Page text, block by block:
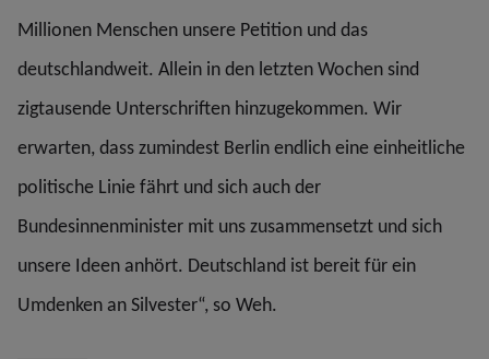
Millionen Menschen unsere Petition und das
deutschlandweit. Allein in den letzten Wochen sind
zigtausende Unterschriften hinzugekommen. Wir
erwarten, dass zumindest Berlin endlich eine einheitliche
politische Linie fährt und sich auch der
Bundesinnenminister mit uns zusammensetzt und sich
unsere Ideen anhört. Deutschland ist bereit für ein
Umdenken an Silvester“, so Weh.